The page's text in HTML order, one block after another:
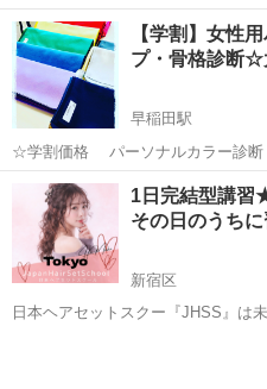
いたしました 体を動かす前のそもそもの土台である骨格に注目する
と、楽に動けたり、ボディラインや
うれしい体調の変化も。 ヨガや山...
東京 新宿区 都庁前駅 そ
【学割】女性
プ・骨格診断
早稲田駅
☆学割価格 パーソナルカラー診断
断を受けたいけど、少し敷居が高
け、学割プランをご用意いたしま
の方は保護者様同伴で受付...
東京 新宿区 早稲田駅 そ
1日完結型講習
その日のうち
新宿区
日本ヘアセットスクー『JHSS』は